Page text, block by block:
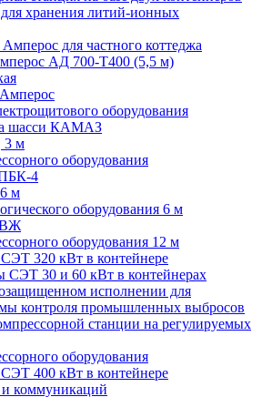
хранения литий-ионных
для частного коттеджа
АД 700-Т400 (5,5 м)
оборудования
шасси КАМАЗ
3 м
оборудования
4
м
оборудования 6 м
оборудования 12 м
320 кВт в контейнере
СЭТ 30 и 60 кВт в контейнерах
исполнении для
контроля промышленных выбросов
станции на регулируемых
оборудования
400 кВт в контейнере
и коммуникаций